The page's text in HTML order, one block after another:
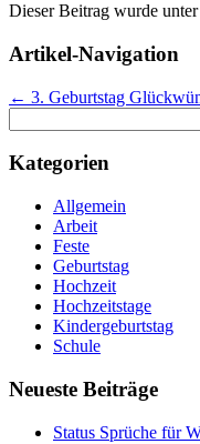
Dieser Beitrag wurde unter
Artikel-Navigation
← 3. Geburtstag
nach:
Kategorien
Allgemein
Arbeit
Feste
Geburtstag
Hochzeit
Hochzeitstage
Kindergeburtstag
Schule
Neueste Beiträge
Status Sprüche für